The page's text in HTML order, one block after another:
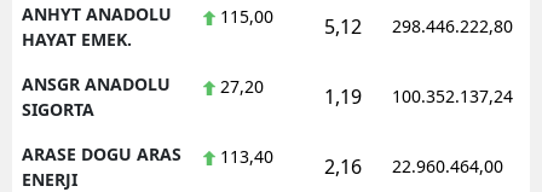
ANHYT ANADOLU
HAYAT EMEK.
115,00 5,12 298.446.222,80
ANSGR ANADOLU
SIGORTA
27,20 1,19 100.352.137,24
ARASE DOGU ARAS
ENERJI
113,40 2,16 22.960.464,00